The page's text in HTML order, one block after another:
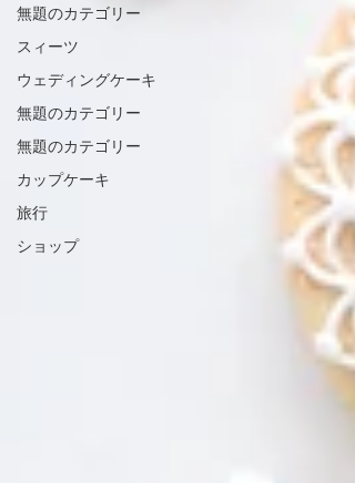
無題のカテゴリー
スィーツ
ウェディングケーキ
無題のカテゴリー
無題のカテゴリー
カップケーキ
旅行
ショップ